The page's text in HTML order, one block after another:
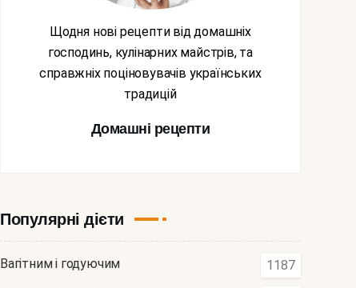
Щодня нові рецепти від домашніх
господинь, кулінарних майстрів, та
справжніх поціновувачів українських
традицій
Домашні рецепти
Популярні дієти
Вагітним і годуючим 1187